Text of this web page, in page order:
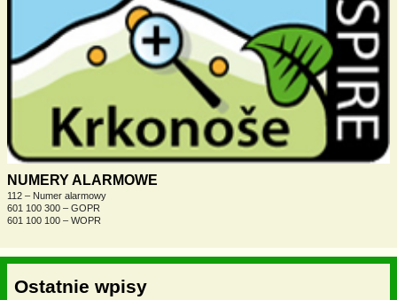
NUMERY ALARMOWE
112 – Numer alarmowy
601 100 300 – GOPR
601 100 100 – WOPR
Ostatnie wpisy